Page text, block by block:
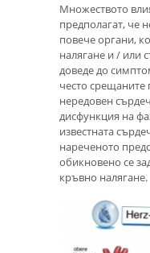
Множеството
предполагат, че
повече органи,
налягане и / или
доведе до
често
нередовен
дисфункция на
известната
нареченото
обикновено се
кръвно налягане.